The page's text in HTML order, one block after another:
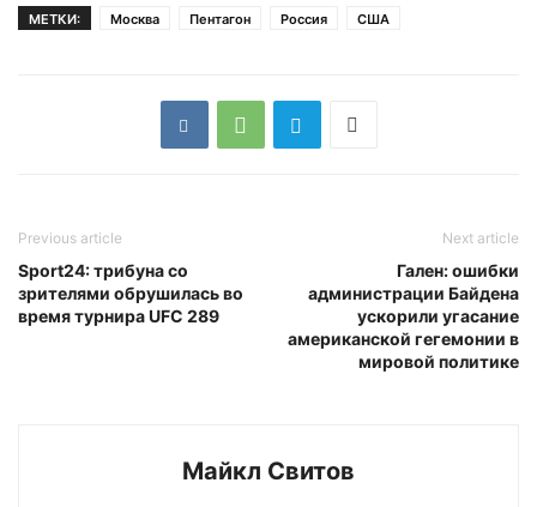
МЕТКИ: Москва Пентагон Россия США
Previous article
Sport24: трибуна со
зрителями обрушилась во
время турнира UFC 289
Next article
Гален: ошибки
администрации Байдена
ускорили угасание
американской гегемонии в
мировой политике
Майкл Свитов